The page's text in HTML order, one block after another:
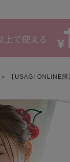
＞ 【USAGI ONLINE